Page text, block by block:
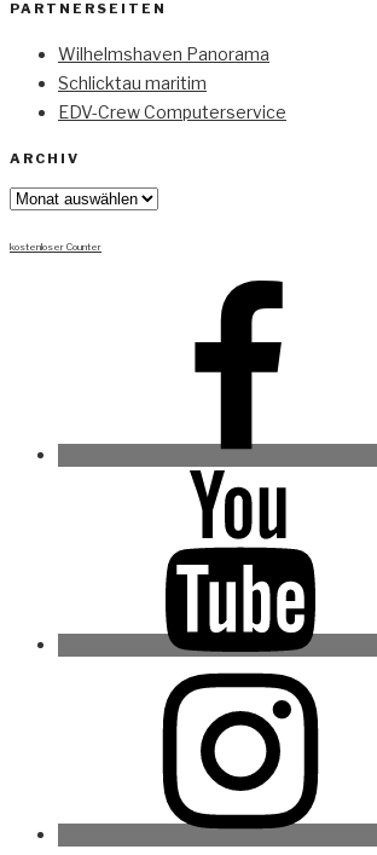
PARTNERSEITEN
Wilhelmshaven Panorama
Schlicktau maritim
EDV-Crew Computerservice
ARCHIV
Archiv
kostenloser Counter